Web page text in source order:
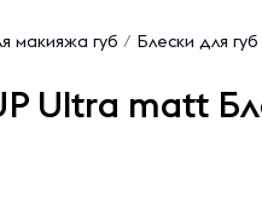
макияжа губ / Блески для губ
Ultra matt